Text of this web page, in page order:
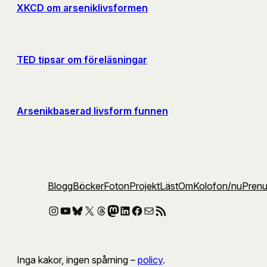
XKCD om arseniklivsformen
TED tipsar om föreläsningar
Arsenikbaserad livsform funnen
BloggBöckerFotonProjektLästOmKolofon/nu
Instagram
YouTube
Bluesky
X Threads
Mastodon
LinkedIn
Facebook
E-postRSS-flöde
Inga kakor, ingen spårning – policy.